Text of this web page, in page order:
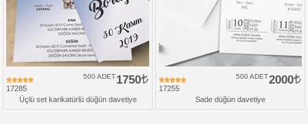
17285
1750
500 ADET
Üçlü set karikatürlü düğün davetiye
17255
2000
500 ADET
Sade düğün davetiye